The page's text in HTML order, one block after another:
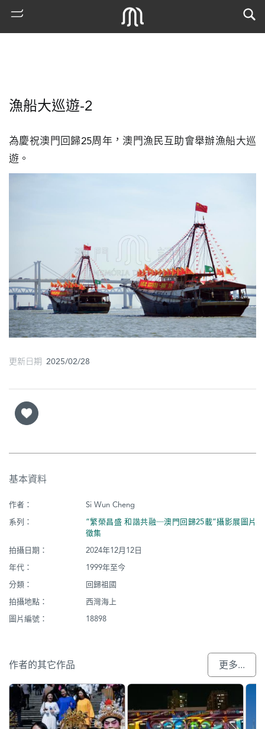
圖
媽
閣
廟
街
漁船大巡遊-2
為慶祝澳門回歸25周年，澳門漁民互助會舉辦漁船大巡
遊。
更新日期 2025/02/28
基本資料
作者：
Si Wun Cheng
系列：
“繁榮昌盛 和諧共融─澳門回歸25載”攝影展圖片
徵集
拍攝日期：
2024年12月12日
年代：
1999年至今
分類：
回歸祖國
拍攝地點：
西灣海上
圖片編號：
18898
作者的其它作品 更多...